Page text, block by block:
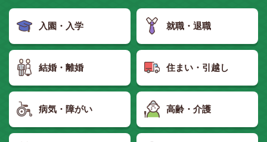
入園・入学 就職・退職
結婚・離婚 住まい・引越し
病気・障がい 高齢・介護